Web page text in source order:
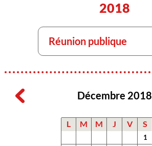
2018
Réunion publique
Décembre 2018
L M M J V S
1